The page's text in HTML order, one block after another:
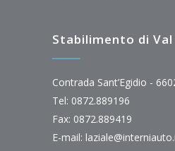
Stabilimento di Val
Contrada Sant’Egidio -
Tel: 0872.889196
Fax: 0872.889419
E-mail: